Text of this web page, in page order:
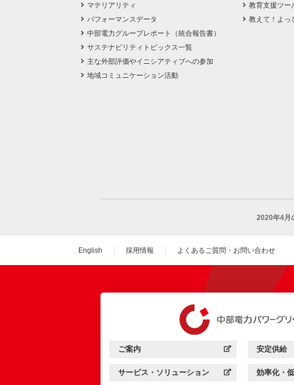
マテリアリティ
パフォーマンスデータ
中部電力グループレポート（統合報告書）
サステナビリティトピックス一覧
主な外部評価やイニシアティブへの参加
地域コミュニケーション活動
教育支援ツー
教えて！よっ
2020年4月
English 採用情報 よくあるご質問・お問い合わせ
中部電力パワーグリッド：
ご案内
（新しいウィンドウを開きます） 中部電力
安定供給
（新しい
中部電力パワーグリッド：
サービス・ソリューション
（新しいウィンドウを開きます） 中部電力
効率化・
（新しい